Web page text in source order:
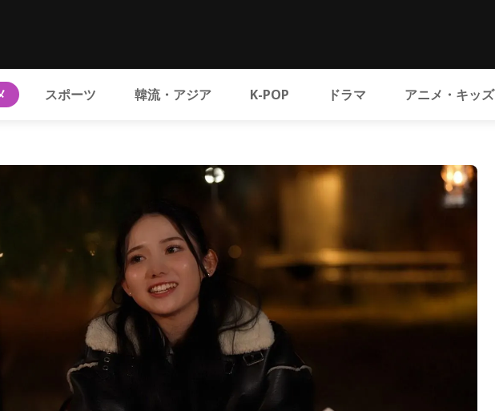
スポーツ 韓流・アジア K-POP ドラマ アニメ・キッズ